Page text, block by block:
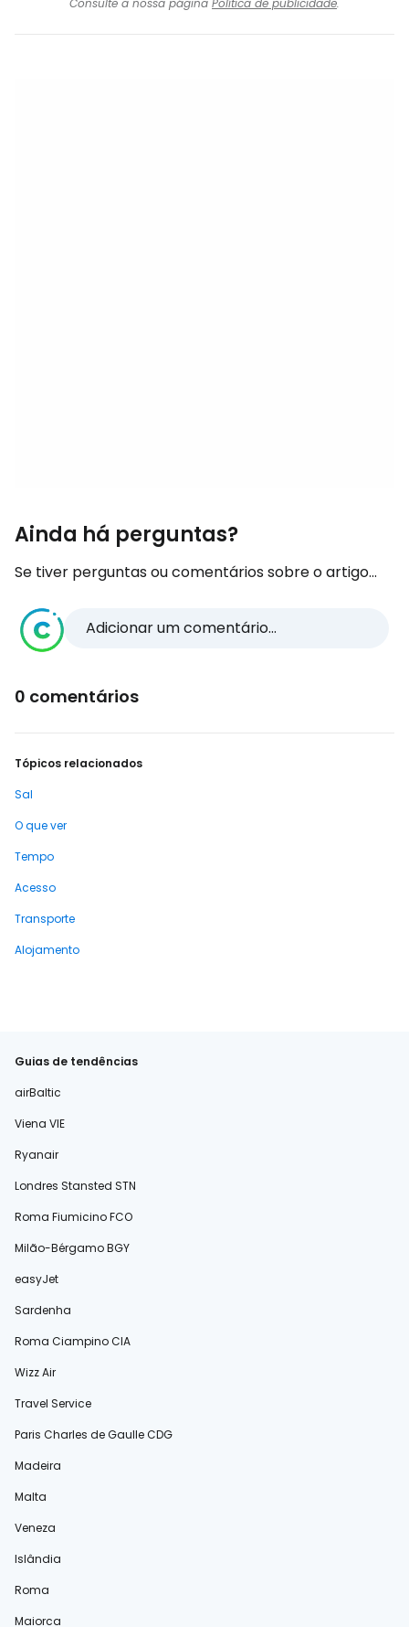
Consulte a nossa página Política de publicidade.
Ainda há perguntas?
Se tiver perguntas ou comentários sobre o artigo...
Adicionar um comentário...
0 comentários
Tópicos relacionados
Sal
O que ver
Tempo
Acesso
Transporte
Alojamento
Guias de tendências
airBaltic
Viena VIE
Ryanair
Londres Stansted STN
Roma Fiumicino FCO
Milão-Bérgamo BGY
easyJet
Sardenha
Roma Ciampino CIA
Wizz Air
Travel Service
Paris Charles de Gaulle CDG
Madeira
Malta
Veneza
Islândia
Roma
Maiorca